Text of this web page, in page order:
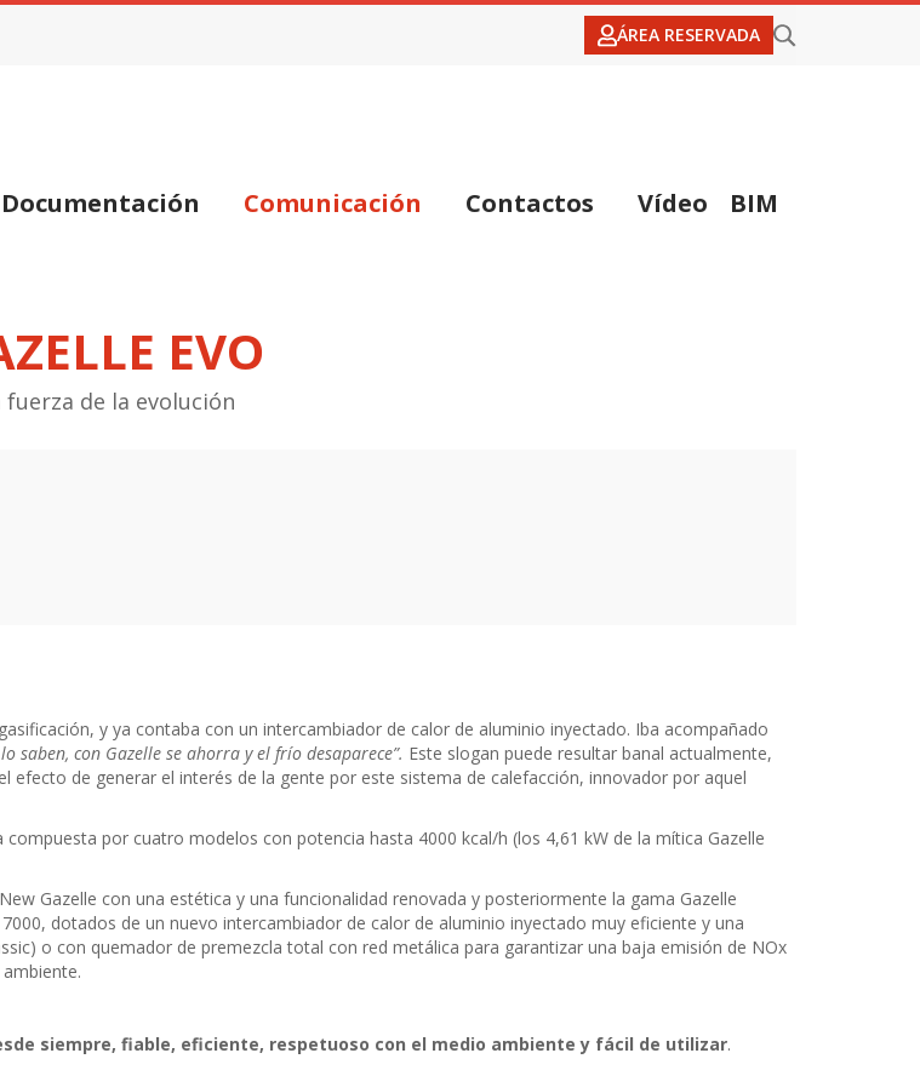
ÁREA RESERVADA
Documentación Comunicación Contactos Vídeo BIM
EVO
fuerza de la evolución
y ya contaba con un intercambiador de calor de aluminio inyectado. Iba acompañado
saben, con Gazelle se ahorra y el frío desaparece”. Este slogan puede resultar banal actualmente,
de generar el interés de la gente por este sistema de calefacción, innovador por aquel
por cuatro modelos con potencia hasta 4000 kcal/h (los 4,61 kW de la mítica Gazelle
Gazelle con una estética y una funcionalidad renovada y posteriormente la gama Gazelle
dotados de un nuevo intercambiador de calor de aluminio inyectado muy eficiente y una
o con quemador de premezcla total con red metálica para garantizar una baja emisión de NOx
siempre, fiable, eficiente, respetuoso con el medio ambiente y fácil de utilizar.